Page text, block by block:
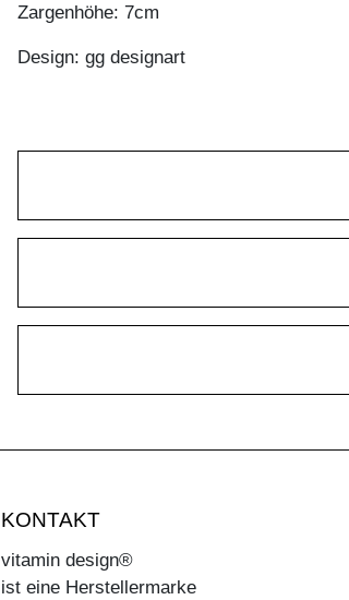
Zargenhöhe: 7cm
Design: gg designart
KONTAKT
vitamin design®
ist eine Herstellermarke